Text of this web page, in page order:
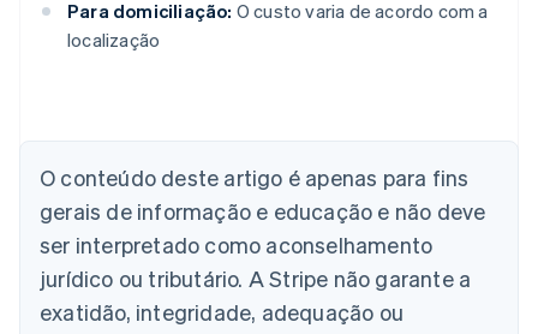
Para domiciliação: O custo varia de acordo com a
localização
O conteúdo deste artigo é apenas para fins
gerais de informação e educação e não deve
ser interpretado como aconselhamento
jurídico ou tributário. A Stripe não garante a
exatidão, integridade, adequação ou
Austrália
Áustria
DeutschEnglish
Bélgica
English
Brasil